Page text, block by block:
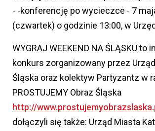
- -konferencję po wycieczce - 7
(czwartek) o godzinie 13:00, w
WYGRAJ WEEKEND NA ŚLĄSKU to
konkurs zorganizowany przez
Śląska oraz kolektyw Partyzantz w
PROSTUJEMY Obraz Śląska
http://
dołączyli się także: Urząd Miasta